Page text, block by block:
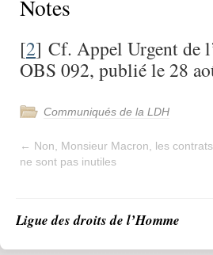
Notes
[2] Cf. Appel Urgent de
OBS 092, publié le 28
Communiqués de la LDH
← Non, Monsieur Macron, les
ne sont pas inutiles
Ligue des droits de l’Homme